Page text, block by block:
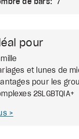
de bars:
7
pour
et lunes de
pour les
2SLGBTQIA+